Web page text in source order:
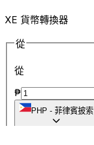
XE 貨幣轉換器
從
從
₱
PHP - 菲律賓披索